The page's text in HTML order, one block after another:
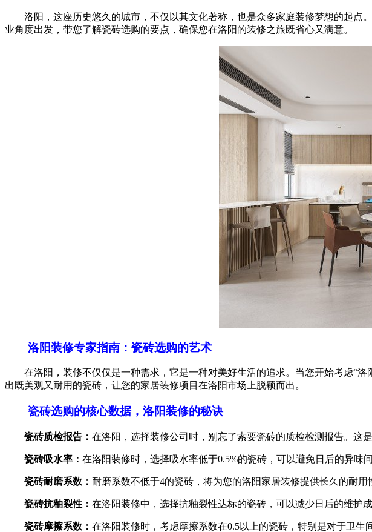
洛阳，这座历史悠久的城市，不仅以其文化著称，也是众多家庭装修梦想的起点
业角度出发，带您了解瓷砖选购的要点，确保您在洛阳的装修之旅既省心又满意。
洛阳装修专家指南：瓷砖选购的艺术
在洛阳，装修不仅仅是一种需求，它是一种对美好生活的追求。当您开始考虑“洛
出既美观又耐用的瓷砖，让您的家居装修项目在洛阳市场上脱颖而出。
瓷砖选购的核心数据，洛阳装修的秘诀
瓷砖质检报告： 在洛阳，选择装修公司时，别忘了索要瓷砖的质检检测报告。这
瓷砖吸水率： 在洛阳装修时，选择吸水率低于0.5%的瓷砖，可以避免日后的异味
瓷砖耐磨系数： 耐磨系数不低于4的瓷砖，将为您的洛阳家居装修提供长久的耐用
瓷砖抗釉裂性： 在洛阳装修中，选择抗釉裂性达标的瓷砖，可以减少日后的维护成
瓷砖摩擦系数： 在洛阳装修时，考虑摩擦系数在0.5以上的瓷砖，特别是对于卫生